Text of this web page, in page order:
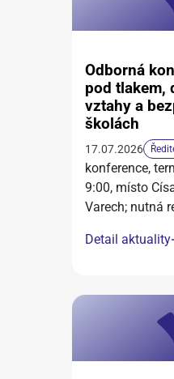
Odborná
pod tlakem,
vztahy a
školách
17.07.2026
konference,
9:00, místo
Varech; nutná
Detail aktuality